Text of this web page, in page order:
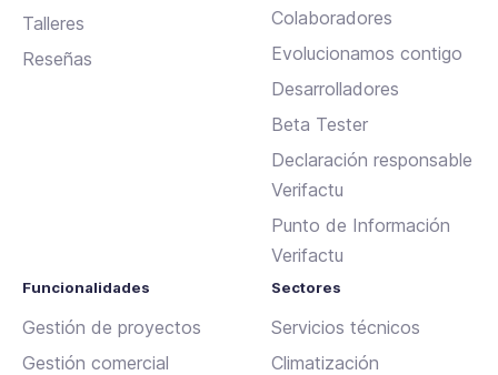
Talleres
Reseñas
Colaboradores
Evolucionamos contigo
Desarrolladores
Beta Tester
Declaración responsable
Verifactu
Punto de Información
Verifactu
Funcionalidades
Gestión de proyectos
Gestión comercial
Sectores
Servicios técnicos
Climatización